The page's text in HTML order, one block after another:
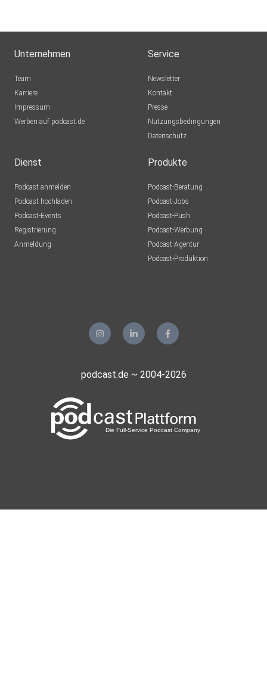
Unternehmen
Team
Karriere
Impressum
Werben auf podcast.de
Service
Newsletter
Kontakt
Presse
Nutzungsbedingungen
Datenschutz
Dienst
Podcast anmelden
Podcast hochladen
Podcast-Events
Registrierung
Anmeldung
Produkte
Podcast-Beratung
Podcast-Jobs
Podcast-Push
Podcast-Werbung
Podcast-Agentur
Podcast-Produktion
podcast.de ~ 2004-2026